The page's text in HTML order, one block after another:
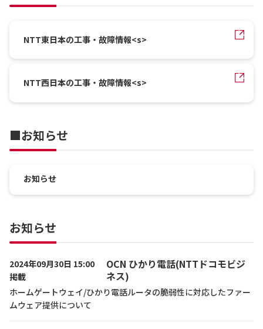
NTT東日本の工事・故障情報<s>
NTT西日本の工事・故障情報<s>
■お知らせ
お知らせ
お知らせ
2024年09月30日 15:00
掲載
OCN ひかり電話(NTTドコモビジ
ネス)
ホームゲートウェイ/ひかり電話ルータの脆弱性に対応したファー
ムウェア提供について